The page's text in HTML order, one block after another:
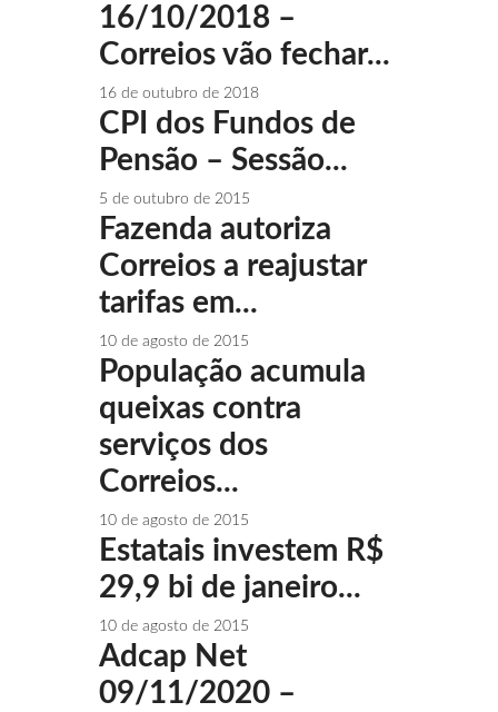
16/10/2018 –
Correios vão fechar...
16 de outubro de 2018
CPI dos Fundos de
Pensão – Sessão...
5 de outubro de 2015
Fazenda autoriza
Correios a reajustar
tarifas em...
10 de agosto de 2015
População acumula
queixas contra
serviços dos
Correios...
10 de agosto de 2015
Estatais investem R$
29,9 bi de janeiro...
10 de agosto de 2015
Adcap Net
09/11/2020 –